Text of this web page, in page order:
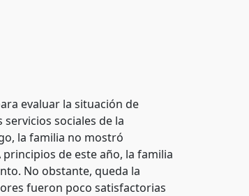
evaluar la situación de
sociales de la
la familia no mostró
de este año, la familia
No obstante, queda la
fueron poco satisfactorias